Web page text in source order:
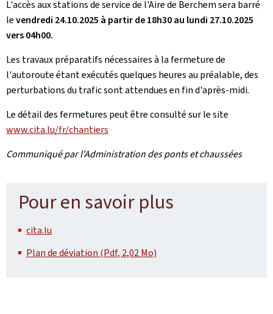
L'accès aux stations de service de l'Aire de Berchem sera barré
levendredi 24.10.2025 à partir de 18h30au lundi 27.10.2025
vers 04h00.
Les travaux préparatifs nécessaires à la fermeture de
l'autoroute étant exécutés quelques heures au préalable, des
perturbations du trafic sont attendues en fin d'après-midi.
Le détail des fermetures peut être consulté sur le site
www.cita.lu/fr/chantiers
Communiqué par l'Administration des ponts et chaussées
Pour en savoir plus
cita.lu
Plan de déviation (Pdf, 2,02 Mo)